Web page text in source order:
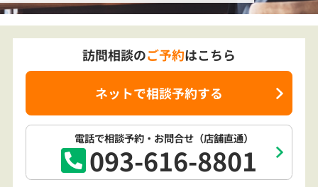
電話で相談予約 ・お問合せ （店舗直通）
093-616-8801
訪問相談のご予約はこちら
ネットで相談予約する